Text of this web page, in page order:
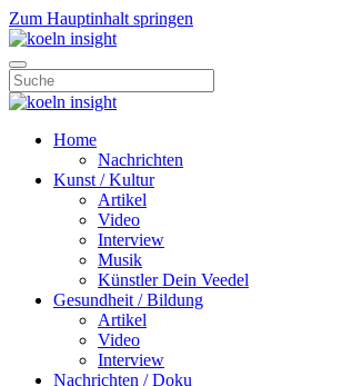
Zum Hauptinhalt springen
Home
Nachrichten
Kunst / Kultur
Artikel
Video
Interview
Musik
Künstler Dein Veedel
Gesundheit / Bildung
Artikel
Video
Interview
Nachrichten / Doku